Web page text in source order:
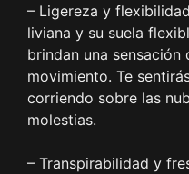
– Ligereza y
liviana y su suela
brindan una
movimiento. Te
corriendo sobre las
molestias.
– Transpirabilidad y